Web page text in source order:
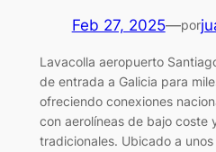
Feb 27, 2025—por
Lavacolla aeropuerto
de entrada a Galicia para
ofreciendo conexiones
con aerolíneas de bajo coste
tradicionales. Ubicado a